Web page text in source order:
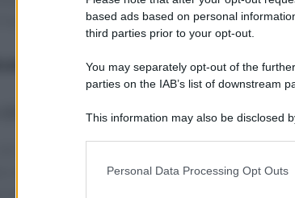
based ads based on personal
third parties prior to your opt-out.
You may separately opt-out of the
parties on the IAB’s list of downstream
This information may also be disclosed
information including but not limited to
Personal Data Processing Opt Outs
come stabilisce la legge.
autostradali, quali infrazioni possono
con l’invio sull’app IO
molti comuni hanno attivato lafunzione